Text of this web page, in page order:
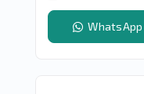
WhatsApp